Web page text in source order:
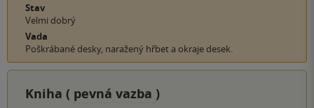
Stav
Velmi dobrý
Vada
Poškrábané desky, naražený hřbet a okraje desek.
Kniha ( pevná vazba )